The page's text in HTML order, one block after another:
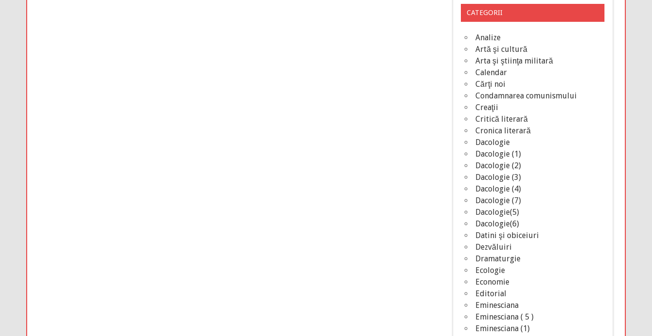
CATEGORII
Analize
Artă şi cultură
Arta şi ştiinţa militară
Calendar
Cărţi noi
Condamnarea comunismului
Creaţii
Critică literară
Cronica literară
Dacologie
Dacologie (1)
Dacologie (2)
Dacologie (3)
Dacologie (4)
Dacologie (7)
Dacologie(5)
Dacologie(6)
Datini şi obiceiuri
Dezvăluiri
Dramaturgie
Ecologie
Economie
Editorial
Eminesciana
Eminesciana ( 5 )
Eminesciana (1)